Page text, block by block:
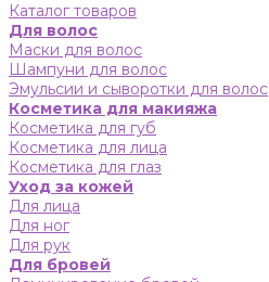
Каталог товаров
Для волос
Маски для волос
Шампуни для волос
Эмульсии и сыворотки для волос
Косметика для макияжа
Косметика для губ
Косметика для лица
Косметика для глаз
Уход за кожей
Для лица
Для ног
Для рук
Для бровей